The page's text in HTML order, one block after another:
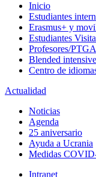
Inicio
Estudiantes
Erasmus+ y
Estudiantes
Profesores/
Blended
Centro de
Actualidad
Noticias
Agenda
25 aniversario
Ayuda a Ucrania
Medidas
Intranet